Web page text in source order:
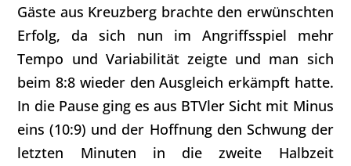
Gäste aus Kreuzberg brachte den erwünschten
Erfolg, da sich nun im Angriffsspiel mehr
Tempo und Variabilität zeigte und man sich
beim 8:8 wieder den Ausgleich erkämpft hatte.
In die Pause ging es aus BTVler Sicht mit Minus
eins (10:9) und der Hoffnung den Schwung der
letzten Minuten in die zweite Halbzeit